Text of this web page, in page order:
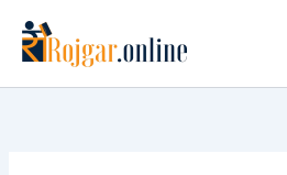
content